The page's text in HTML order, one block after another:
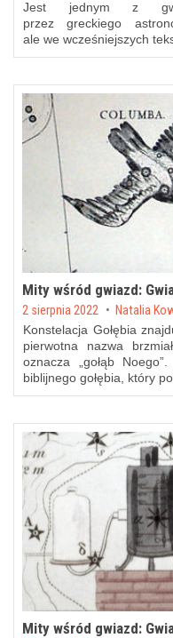
Jest jednym z
przez greckiego
ale we wcześniejszych
Mity wśród gwiazd:
Posted on
2 sierpnia 2022 by Natalia
Konstelacja Gołębia
pierwotna nazwa
oznacza „gołąb
biblijnego gołębia, który
Mity wśród gwiazd: